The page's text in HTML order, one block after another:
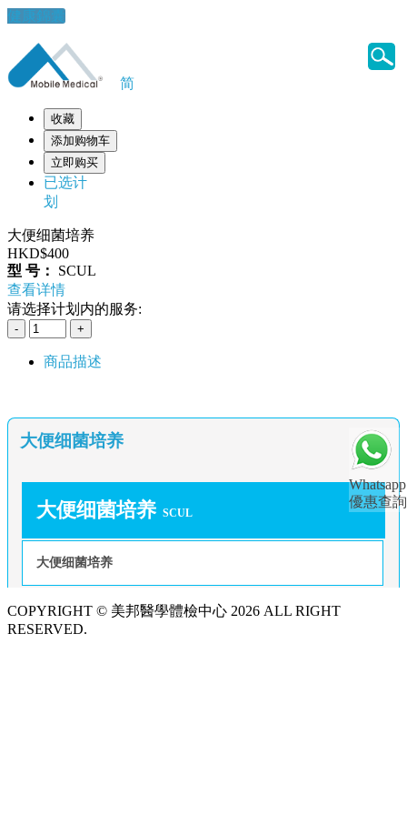
健康錦囊
Whatsapp
優惠查詢
简
收藏
添加购物车
立即购买
已选计
划
大便细菌培养
HKD$400
型 号：
SCUL
查看详情
请选择计划内的服务:
商品描述
大便细菌培养
大便细菌培养 SCUL
大便细菌培养
COPYRIGHT © 美邦醫學體檢中心 2026 ALL RIGHT
RESERVED.